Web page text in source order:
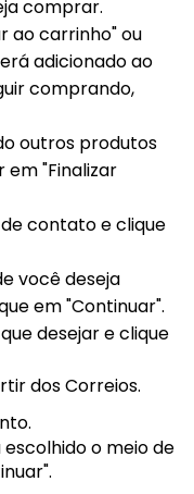
comprar.
ao carrinho" ou
adicionado ao
comprando,
outros produtos
em "Finalizar
contato e clique
você deseja
em "Continuar".
desejar e clique
dos Correios.
o meio de